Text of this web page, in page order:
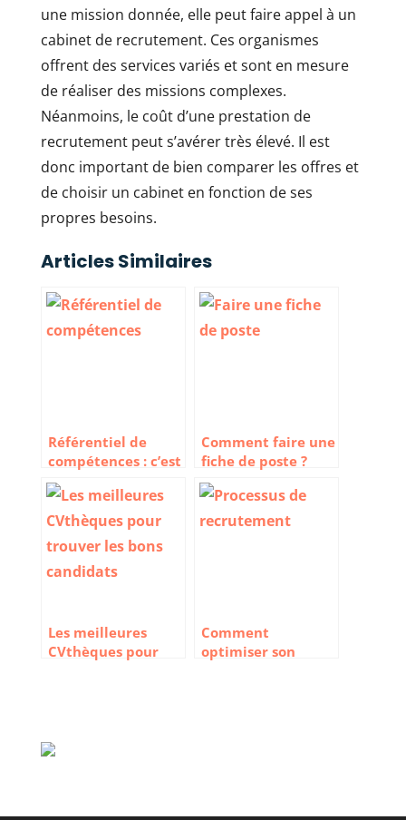
une mission donnée, elle peut faire appel à un
cabinet de recrutement. Ces organismes
offrent des services variés et sont en mesure
de réaliser des missions complexes.
Néanmoins, le coût d’une prestation de
recrutement peut s’avérer très élevé. Il est
donc important de bien comparer les offres et
de choisir un cabinet en fonction de ses
propres besoins.
Articles Similaires
Référentiel de
compétences : c’est
quoi et comment le
bâtir
Comment faire une
fiche de poste ?
Les meilleures
CVthèques pour
Comment
optimiser son